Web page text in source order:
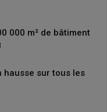
favorisant
trop courte ou
000 m² de bâtiment
hausse sur tous les